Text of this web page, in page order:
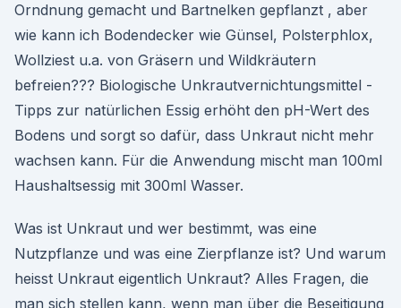
Orndnung gemacht und Bartnelken gepflanzt , aber
wie kann ich Bodendecker wie Günsel, Polsterphlox,
Wollziest u.a. von Gräsern und Wildkräutern
befreien??? Biologische Unkrautvernichtungsmittel -
Tipps zur natürlichen Essig erhöht den pH-Wert des
Bodens und sorgt so dafür, dass Unkraut nicht mehr
wachsen kann. Für die Anwendung mischt man 100ml
Haushaltsessig mit 300ml Wasser.
Was ist Unkraut und wer bestimmt, was eine
Nutzpflanze und was eine Zierpflanze ist? Und warum
heisst Unkraut eigentlich Unkraut? Alles Fragen, die
man sich stellen kann, wenn man über die Beseitigung